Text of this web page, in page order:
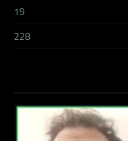
19
228